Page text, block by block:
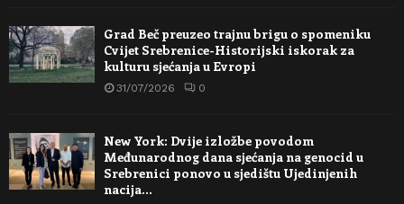
Grad Beč preuzeo trajnu brigu o spomeniku
Cvijet Srebrenice-Historijski iskorak za
kulturu sjećanja u Evropi
31/07/2026 0
New York: Dvije izložbe povodom
Međunarodnog dana sjećanja na genocid u
Srebrenici ponovo u sjedištu Ujedinjenih
nacija…